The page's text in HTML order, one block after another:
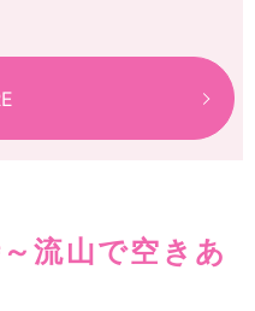
流山で空きあ